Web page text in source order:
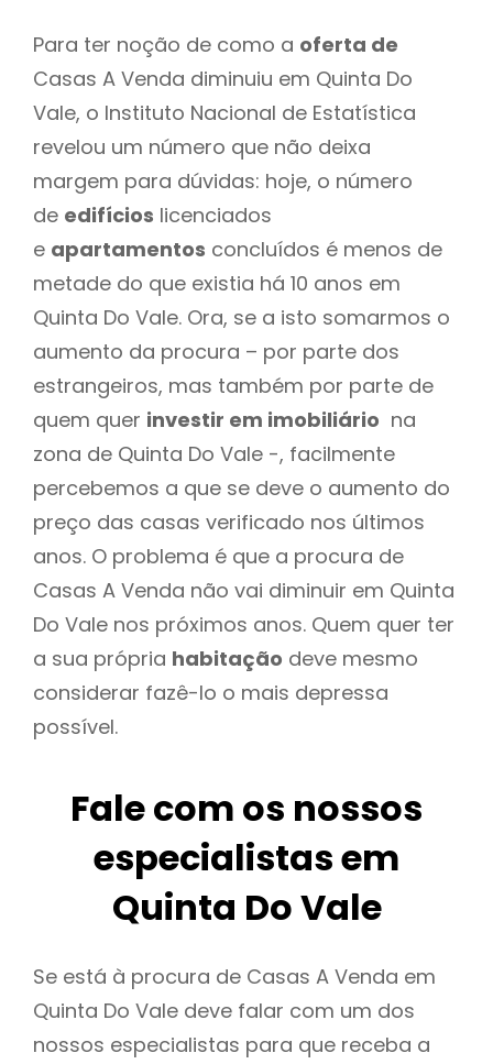
Para ter noção de como a oferta de
Casas A Venda diminuiu em Quinta Do
Vale, o Instituto Nacional de Estatística
revelou um número que não deixa
margem para dúvidas: hoje, o número
de edifícios licenciados
e apartamentos concluídos é menos de
metade do que existia há 10 anos em
Quinta Do Vale. Ora, se a isto somarmos o
aumento da procura – por parte dos
estrangeiros, mas também por parte de
quem quer investir em imobiliário na
zona de Quinta Do Vale -, facilmente
percebemos a que se deve o aumento do
preço das casas verificado nos últimos
anos. O problema é que a procura de
Casas A Venda não vai diminuir em Quinta
Do Vale nos próximos anos. Quem quer ter
a sua própria habitação deve mesmo
considerar fazê-lo o mais depressa
possível.
Fale com os nossos
especialistas em
Quinta Do Vale
Se está à procura de Casas A Venda em
Quinta Do Vale deve falar com um dos
nossos especialistas para que receba a